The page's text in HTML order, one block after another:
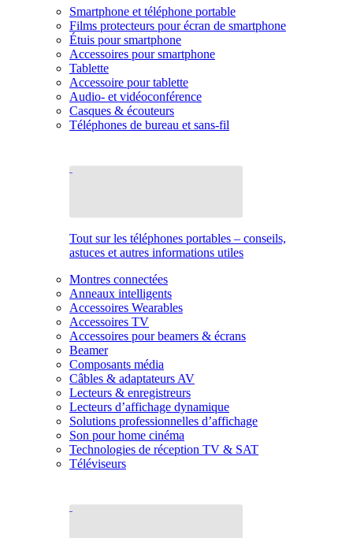
Smartphone et téléphone portable
Films protecteurs pour écran de smartphone
Étuis pour smartphone
Accessoires pour smartphone
Tablette
Accessoire pour tablette
Audio- et vidéoconférence
Casques & écouteurs
Téléphones de bureau et sans-fil
Tout sur les téléphones portables – conseils,
astuces et autres informations utiles
Montres connectées
Anneaux intelligents
Accessoires Wearables
Accessoires TV
Accessoires pour beamers & écrans
Beamer
Composants média
Câbles & adaptateurs AV
Lecteurs & enregistreurs
Lecteurs d’affichage dynamique
Solutions professionnelles d’affichage
Son pour home cinéma
Technologies de réception TV & SAT
Téléviseurs